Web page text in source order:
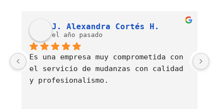
J. Alexandra Cortés H.
el año pasado
Es una empresa muy comprometida con
el servicio de mudanzas con calidad
y profesionalismo.